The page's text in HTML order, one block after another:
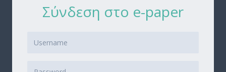
Σύνδεση στο e-paper